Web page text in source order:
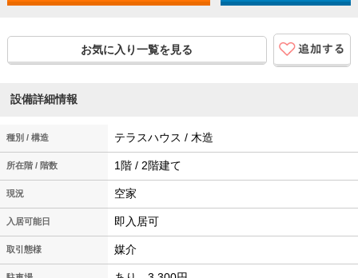
お気に入り一覧を見る
設備詳細情報
種別 / 構造 テラスハウス / 木造
所在階 / 階数 1階 / 2階建て
現況 空家
入居可能日 即入居可
取引態様 媒介